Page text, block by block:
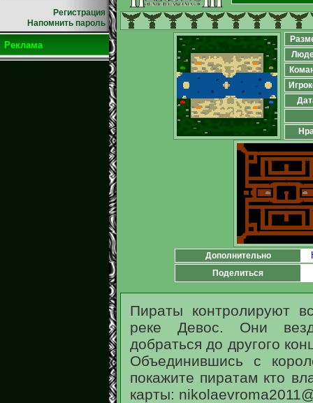
Регистрация
Напомнить пароль
Реклама
Дополнительно
Поделиться
Пираты контролируют
реке Девос. Они
добраться до другого
Объединившись с
покажите пиратам кто
карты: